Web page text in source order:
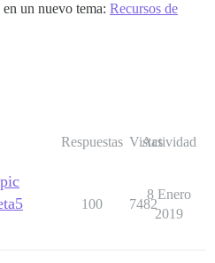
un nuevo tema: Recursos de
Respuestas Vistas
Actividad
100 7482
8 Enero
2019